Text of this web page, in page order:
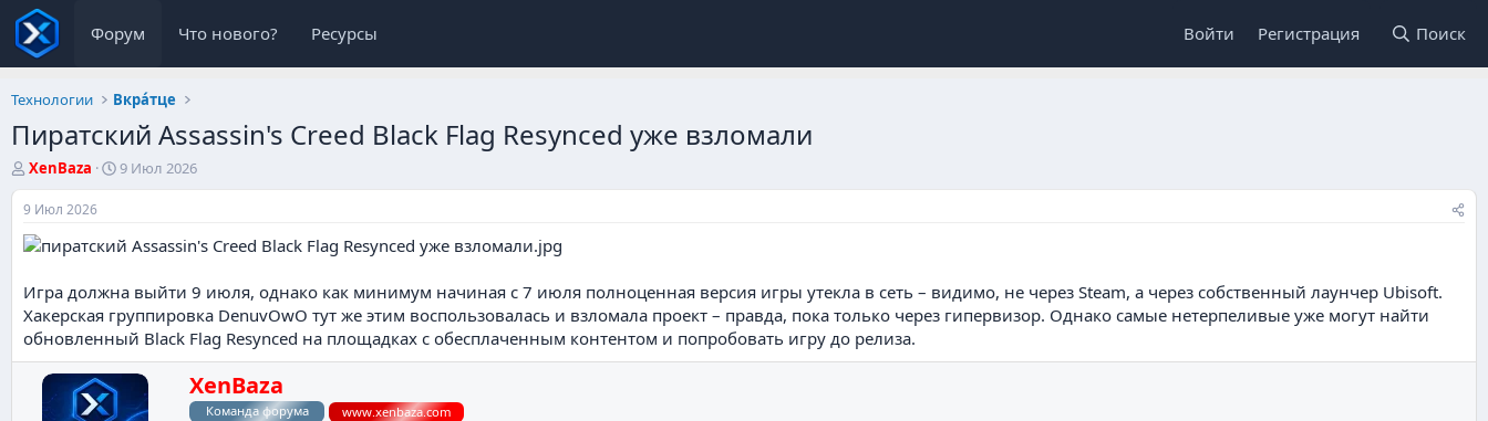
Форум Что нового? Ресурсы Войти Регистрация Поиск
Технологии Вкра́тце
Пиратский Assassin's Creed Black Flag Resynced уже взломали
А
т
р
е
м
ы
XenBaza
Д
н
ч
л
а
9 Июл 2026
9 Июл 2026
Игра должна выйти 9 июля, однако как минимум начиная с 7 июля полноценная версия игры утекла в сеть – видимо, не через Steam, а через собственный лаунчер Ubisoft.
Хакерская группировка DenuvOwO тут же этим воспользовалась и взломала проект – правда, пока только через гипервизор. Однако самые нетерпеливые уже могут найти
обновленный Black Flag Resynced на площадках с обесплаченным контентом и попробовать игру до релиза.
Н
а
XenBaza
Команда форума www.xenbaza.com